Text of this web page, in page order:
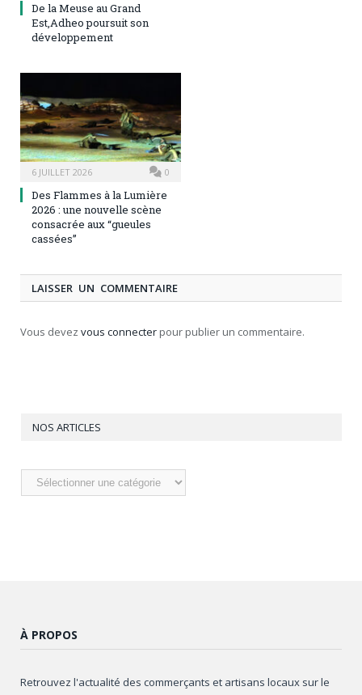
De la Meuse au Grand
Est,Adheo poursuit son
développement
6 JUILLET 2026 0
Des Flammes à la Lumière
2026 : une nouvelle scène
consacrée aux “gueules
cassées”
LAISSER UN COMMENTAIRE
Vous devez vous connecter pour publier un commentaire.
NOS ARTICLES
Nos
articles
À PROPOS
Retrouvez l'actualité des commerçants et artisans locaux sur le